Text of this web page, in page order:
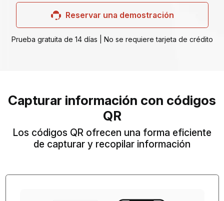
Reservar una demostración
Prueba gratuita de 14 días | No se requiere tarjeta de crédito
Capturar información con códigos
QR
Los códigos QR ofrecen una forma eficiente
de capturar y recopilar información